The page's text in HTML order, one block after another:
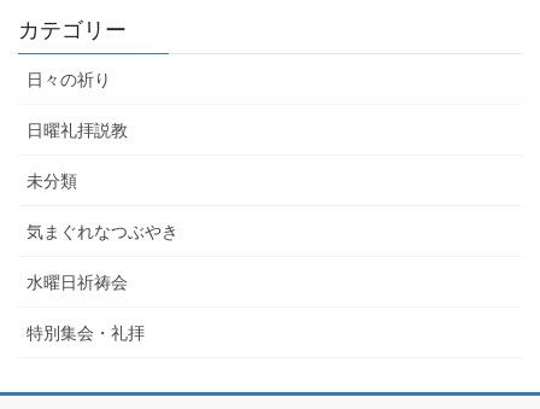
カテゴリー
日々の祈り
日曜礼拝説教
未分類
気まぐれなつぶやき
水曜日祈祷会
特別集会・礼拝